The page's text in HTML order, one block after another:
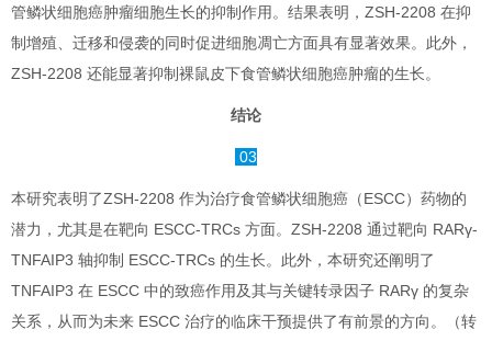
管鳞状细胞癌肿瘤细胞生长的抑制作用。结果表明，ZSH-2208 在抑
制增殖、迁移和侵袭的同时促进细胞凋亡方面具有显著效果。此外，
ZSH-2208 还能显著抑制裸鼠皮下食管鳞状细胞癌肿瘤的生长。
结论
03
本研究表明了ZSH-2208 作为治疗食管鳞状细胞癌（ESCC）药物的
潜力，尤其是在靶向 ESCC-TRCs 方面。ZSH-2208 通过靶向 RARγ-
TNFAIP3 轴抑制 ESCC-TRCs 的生长。此外，本研究还阐明了
TNFAIP3 在 ESCC 中的致癌作用及其与关键转录因子 RARγ 的复杂
关系，从而为未来 ESCC 治疗的临床干预提供了有前景的方向。（转